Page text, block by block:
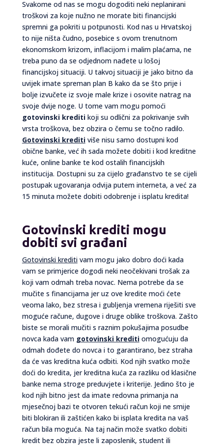
Svakome od nas se mogu dogoditi neki neplanirani
troškovi za koje nužno ne morate biti financijski
spremni ga pokriti u potpunosti. Kod nas u Hrvatskoj
to nije ništa čudno, posebice s ovom trenutnom
ekonomskom krizom, inflacijom i malim plaćama, ne
treba puno da se odjednom nađete u lošoj
financijskoj situaciji. U takvoj situaciji je jako bitno da
uvijek imate spreman plan B kako da se što prije i
bolje izvučete iz svoje male krize i osovite natrag na
svoje dvije noge. U tome vam mogu pomoći
gotovinski kreditikoji su odlični za pokrivanje svih
vrsta troškova, bez obzira o čemu se točno radilo.
Gotovinski kreditiviše nisu samo dostupni kod
obične banke, već ih sada možete dobiti i kod kreditne
kuće, online banke te kod ostalih financijskih
institucija. Dostupni su za cijelo građanstvo te se cijeli
postupak ugovaranja odvija putem interneta, a već za
15 minuta možete dobiti odobrenje i isplatu kredita!
Gotovinski krediti mogu
dobiti svi građani
Gotovinski kreditivam mogu jako dobro doći kada
vam se primjerice dogodi neki neočekivani trošak za
koji vam odmah treba novac. Nema potrebe da se
mučite s financijama jer uz ove kredite moći ćete
veoma lako, bez stresa i gubljenja vremena riješiti sve
moguće račune, dugove i druge oblike troškova. Zašto
biste se morali mučiti s raznim pokušajima posudbe
novca kada vam gotovinski kreditiomogućuju da
odmah dođete do novca i to garantirano, bez straha
da će vas kreditna kuća odbiti. Kod njih svatko može
doći do kredita, jer kreditna kuća za razliku od klasične
banke nema stroge preduvjete i kriterije. Jedino što je
kod njih bitno jest da imate redovna primanja na
mjesečnoj bazi te otvoren tekući račun koji ne smije
biti blokiran ili zaštićen kako bi isplata kredita na vaš
račun bila moguća. Na taj način može svatko dobiti
kredit bez obzira jeste li zaposlenik, student ili